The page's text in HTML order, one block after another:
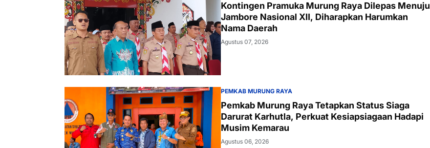
Kontingen Pramuka Murung Raya Dilepas Menuju
Jambore Nasional XII, Diharapkan Harumkan
Nama Daerah
Agustus 07, 2026
PEMKAB MURUNG RAYA
Pemkab Murung Raya Tetapkan Status Siaga
Darurat Karhutla, Perkuat Kesiapsiagaan Hadapi
Musim Kemarau
Agustus 06, 2026